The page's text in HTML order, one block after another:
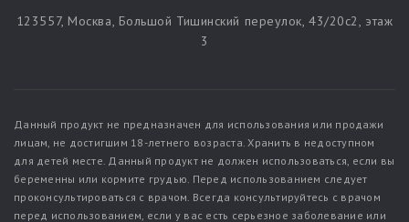
123557, Москва, Большой Тишинский переулок, 43/20c2, этаж
3
Данный продукт не предназначен для использования или продажи
лицам, не достигшим 18-летнего возраста. Хранить в недоступном
для детей месте. Данный продукт не должен использоваться, если вы
беременны или кормите грудью. Перед использованием следует
проконсультироваться с врачом. Всегда консультируйтесь с врачом
перед использованием, если у вас есть серьезное заболевание или